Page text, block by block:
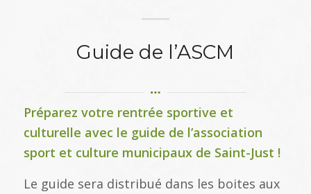
Guide de l’ASCM
Préparez votre rentrée sportive et
culturelle avec le guide de l’association
sport et culture municipaux de Saint-Just !
Le guide sera distribué dans les boites aux